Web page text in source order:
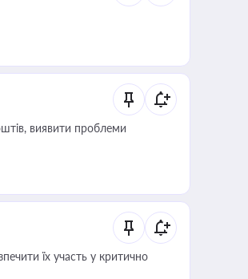
виявити проблеми
їх участь у критично